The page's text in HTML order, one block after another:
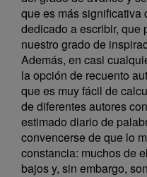
que es más significativa
dedicado a escribir, que
nuestro grado de
Además, en casi
la opción de recuento
que es muy fácil de
de diferentes autores
estimado diario de
convencerse de que lo
constancia: muchos de
bajos y, sin embargo,